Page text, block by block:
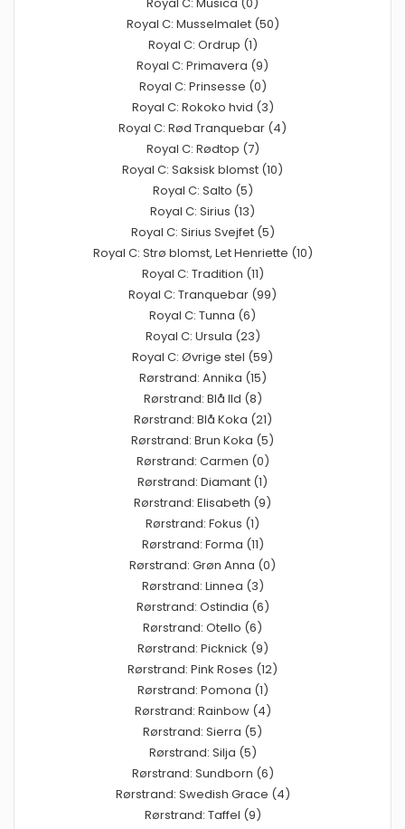
Royal C: Musselmalet (50)
Royal C: Ordrup (1)
Royal C: Primavera (9)
Royal C: Prinsesse (0)
Royal C: Rokoko hvid (3)
Royal C: Rød Tranquebar (4)
Royal C: Rødtop (7)
Royal C: Saksisk blomst (10)
Royal C: Salto (5)
Royal C: Sirius (13)
Royal C: Sirius Svejfet (5)
Royal C: Strø blomst, Let Henriette (10)
Royal C: Tradition (11)
Royal C: Tranquebar (99)
Royal C: Tunna (6)
Royal C: Ursula (23)
Royal C: Øvrige stel (59)
Rørstrand: Annika (15)
Rørstrand: Blå Ild (8)
Rørstrand: Blå Koka (21)
Rørstrand: Brun Koka (5)
Rørstrand: Carmen (0)
Rørstrand: Diamant (1)
Rørstrand: Elisabeth (9)
Rørstrand: Fokus (1)
Rørstrand: Forma (11)
Rørstrand: Grøn Anna (0)
Rørstrand: Linnea (3)
Rørstrand: Ostindia (6)
Rørstrand: Otello (6)
Rørstrand: Picknick (9)
Rørstrand: Pink Roses (12)
Rørstrand: Pomona (1)
Rørstrand: Rainbow (4)
Rørstrand: Sierra (5)
Rørstrand: Silja (5)
Rørstrand: Sundborn (6)
Rørstrand: Swedish Grace (4)
Rørstrand: Taffel (9)